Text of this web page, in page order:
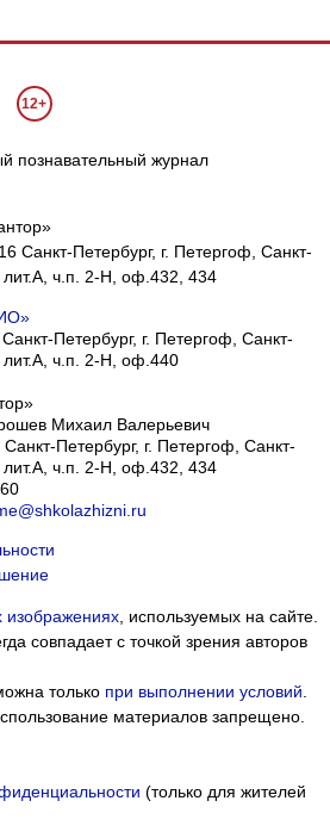
12+
познавательный журнал
Санкт-Петербург, г. Петергоф, Санкт-
лит.А, ч.п. 2-Н, оф.432, 434
Петербург, г. Петергоф, Санкт-
лит.А, ч.п. 2-Н, оф.440
Михаил Валерьевич
Санкт-Петербург, г. Петергоф, Санкт-
лит.А, ч.п. 2-Н, оф.432, 434
изображениях, используемых на сайте.
совпадает с точкой зрения авторов
только при выполнении условий.
материалов запрещено.
(только для жителей